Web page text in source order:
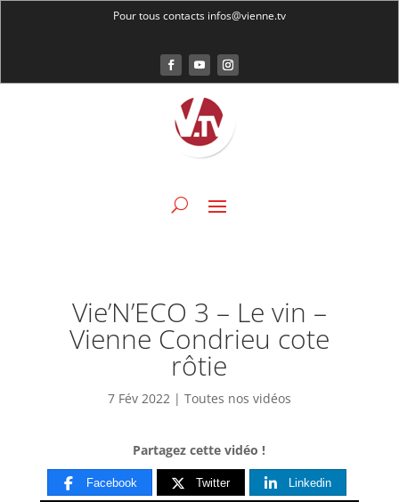
Pour tous contacts infos@vienne.tv
Vie’N’ECO 3 – Le vin –
Vienne Condrieu cote
rôtie
7 Fév 2022| Toutes nos vidéos
Partagez cette vidéo !
Facebook Twitter Linkedin